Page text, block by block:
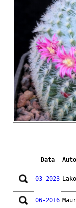
Data
03-2023
06-2016